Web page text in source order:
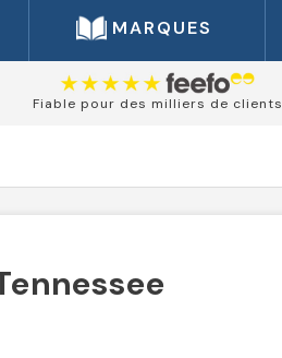
MARQUES
Fiable pour des milliers de clients